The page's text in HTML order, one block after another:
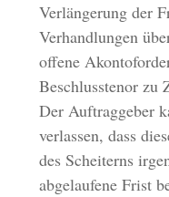
Verlängerung der
Verhandlungen
offene
Beschlusstenor zu
Der Auftraggeber
verlassen, dass
des Scheiterns
abgelaufene Frist